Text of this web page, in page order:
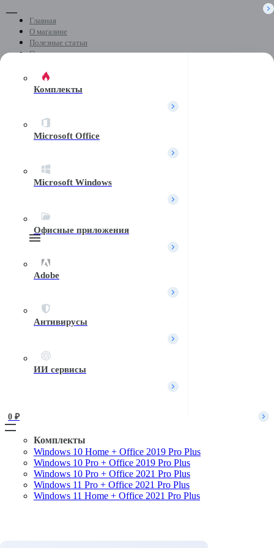
Главная
О магазине
Полезные статьи
Отзывы
Контакты
Telegram
Комплекты
Microsoft Office
Microsoft Windows
Офисные приложения
Adobe
Антивирусы
ИИ сервисы
Комплекты
Windows 10 Home + Office 2019 Pro Plus
Windows 10 Pro + Office 2019 Pro Plus
Windows 10 Pro + Office 2021 Pro Plus
Windows 11 Pro + Office 2021 Pro Plus
Windows 11 Home + Office 2021 Pro Plus
Вход / Регистрация
Имя пользователя или Email
Войти
0 ₽
Поиск
Комплекты